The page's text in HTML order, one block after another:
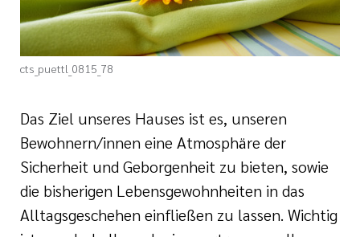
der cts
cts_puettl_0815_78
Das Ziel unseres Hauses ist es, unseren
Bewohnern/innen eine Atmosphäre der
Sicherheit und Geborgenheit zu bieten, sowie
die bisherigen Lebensgewohnheiten in das
Alltagsgeschehen einfließen zu lassen. Wichtig